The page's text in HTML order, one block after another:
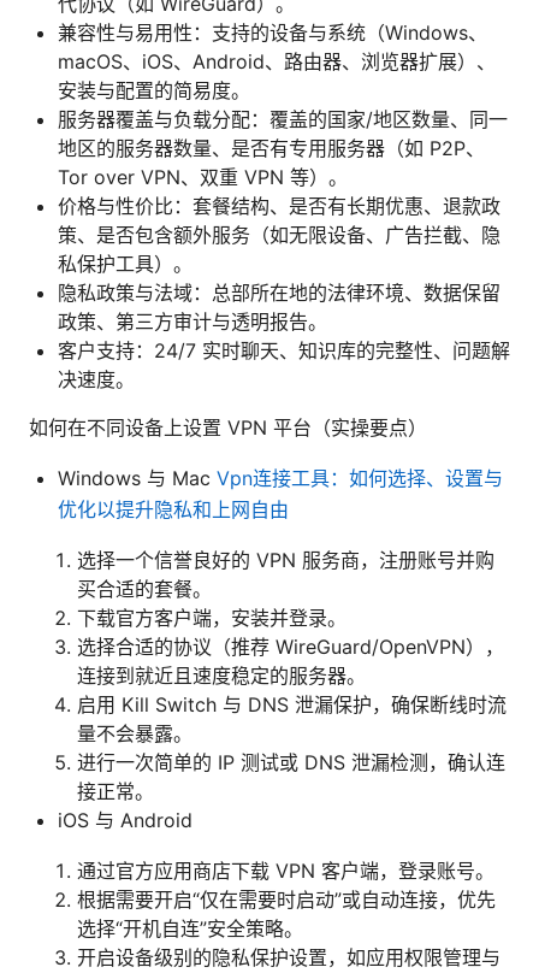
兼容性与易用性：支持的设备与系统（Windows、
macOS、iOS、Android、路由器、浏览器扩展）、
安装与配置的简易度。
服务器覆盖与负载分配：覆盖的国家/地区数量、同一
地区的服务器数量、是否有专用服务器（如 P2P、
Tor over VPN、双重 VPN 等）。
价格与性价比：套餐结构、是否有长期优惠、退款政
策、是否包含额外服务（如无限设备、广告拦截、隐
私保护工具）。
隐私政策与法域：总部所在地的法律环境、数据保留
政策、第三方审计与透明报告。
客户支持：24/7 实时聊天、知识库的完整性、问题解
决速度。
如何在不同设备上设置 VPN 平台（实操要点）
Windows 与 Mac Vpn连接工具：如何选择、设置与
优化以提升隐私和上网自由
选择一个信誉良好的 VPN 服务商，注册账号并购
买合适的套餐。
下载官方客户端，安装并登录。
选择合适的协议（推荐 WireGuard/OpenVPN），
连接到就近且速度稳定的服务器。
启用 Kill Switch 与 DNS 泄漏保护，确保断线时流
量不会暴露。
进行一次简单的 IP 测试或 DNS 泄漏检测，确认连
接正常。
iOS 与 Android
通过官方应用商店下载 VPN 客户端，登录账号。
根据需要开启“仅在需要时启动”或自动连接，优先
选择“开机自连”安全策略。
开启设备级别的隐私保护设置，如应用权限管理与